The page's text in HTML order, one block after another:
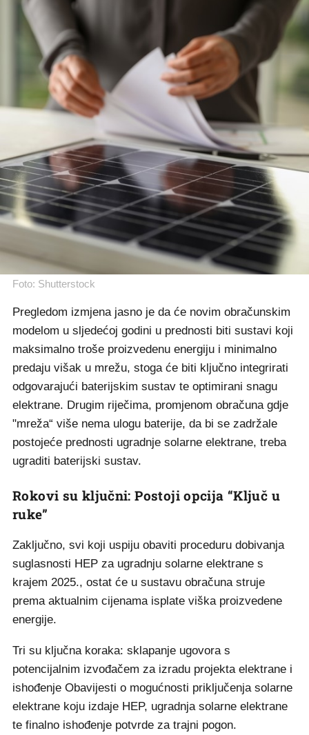
Foto: Shutterstock
Pregledom izmjena jasno je da će novim obračunskim
modelom u sljedećoj godini u prednosti biti sustavi koji
maksimalno troše proizvedenu energiju i minimalno
predaju višak u mrežu, stoga će biti ključno integrirati
odgovarajući baterijskim sustav te optimirani snagu
elektrane. Drugim riječima, promjenom obračuna gdje
"mreža“ više nema ulogu baterije, da bi se zadržale
postojeće prednosti ugradnje solarne elektrane, treba
ugraditi baterijski sustav.
Rokovi su ključni: Postoji opcija “Ključ u
ruke”
Zaključno, svi koji uspiju obaviti proceduru dobivanja
suglasnosti HEP za ugradnju solarne elektrane s
krajem 2025., ostat će u sustavu obračuna struje
prema aktualnim cijenama isplate viška proizvedene
energije.
Tri su ključna koraka: sklapanje ugovora s
potencijalnim izvođačem za izradu projekta elektrane i
ishođenje Obavijesti o mogućnosti priključenja solarne
elektrane koju izdaje HEP, ugradnja solarne elektrane
te finalno ishođenje potvrde za trajni pogon.